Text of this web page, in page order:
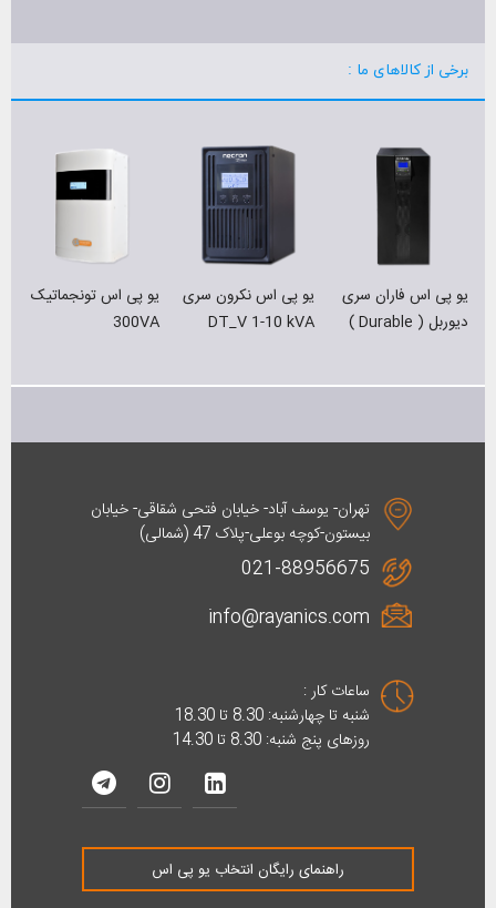
برخی از کالاهای ما :
یو پی اس فاران سری
دیوربل ( Durable )
یو پی اس نکرون سری
DT_V 1-10 kVA
یو پی اس تونجماتیک
300VA
تهران- یوسف آباد- خیابان فتحی شقاقی- خیابان
بیستون-کوچه بوعلی-پلاک 47 (شمالی)
021-88956675
info@rayanics.com
ساعات کار :
شنبه تا چهارشنبه: 8.30 تا 18.30
روزهای پنج شنبه: 8.30 تا 14.30
راهنمای رایگان انتخاب یو پی اس